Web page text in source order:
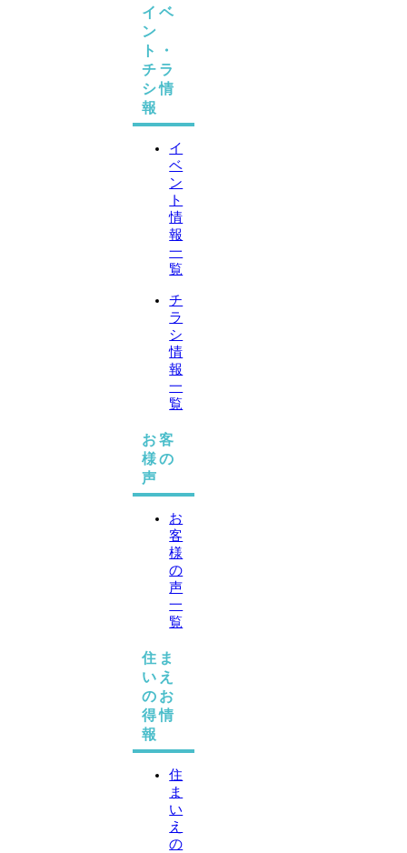
イベ
ン
ト・
チラ
シ情
報
イ
ベ
ン
ト
情
報
一
覧
チ
ラ
シ
情
報
一
覧
お客
様の
声
お
客
様
の
声
一
覧
住ま
いえ
のお
得情
報
住
ま
い
え
の